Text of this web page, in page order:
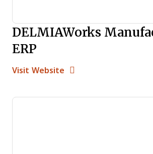
DELMIAWorks
ERP
Visit Website Opens New Window